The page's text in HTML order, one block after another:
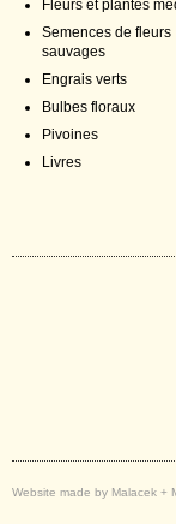
Fleurs et plantes
Semences de fleurs
sauvages
Engrais verts
Bulbes floraux
Pivoines
Livres
Website made by Malacek +